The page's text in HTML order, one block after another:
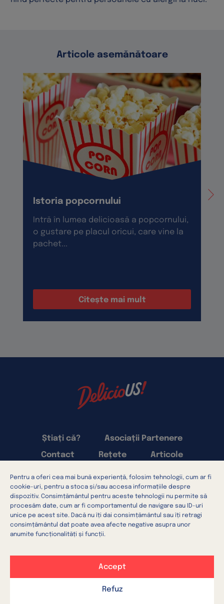
Pentru a oferi cea mai bună experiență, folosim tehnologii, cum ar fi
cookie-uri, pentru a stoca și/sau accesa informațiile despre
dispozitiv. Consimțământul pentru aceste tehnologii nu permite să
procesăm date, cum ar fi comportamentul de navigare sau ID-uri
unice pe acest site. Dacă nu îți dai consimțământul sau îți retragi
consimțământul dat poate avea afecte negative asupra unor
anumite funcționalități și funcții.
Accept
Refuz
Articole asemănătoare
Istoria popcornului
Intră în lumea delicioasă a popcornului,
o gustare pe placul oricui, care vine la
pachet...
Citește mai mult
Articole
Rețete
Știați că?
Asociații Partenere
Contact
Termeni și condiții
Confidențialitatea datelor
Setări cookie-uri
Utilizarea cookie-urilor